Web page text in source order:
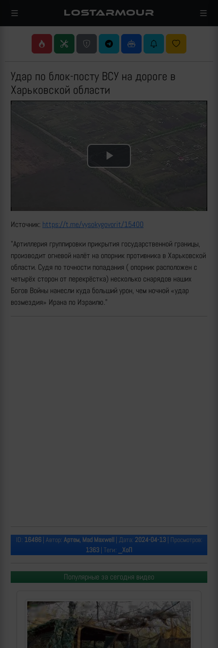
LOSTARMOUR
Удар по блок-посту ВСУ на дороге в
Харьковской области
Play
Источник: https://t.me/vysokygovorit/15400
"Артиллерия группировки прикрытия государственной границы,
производит огневой налёт на опорник противника в Харьковской
области. Судя по точности попадания ( опорник расположен с
четырёх сторон от перекрёстка) несколько снарядов наших
Богов Войны нанесли куда больший урон, чем ночной «удар
возмездия» Ирана по Израилю."
ID: 16486| Автор: Артем, Mad Maxwell| Дата: 2024-04-13| Просмотров:
1363 | Теги: _ХоП
Популярные за сегодня видео